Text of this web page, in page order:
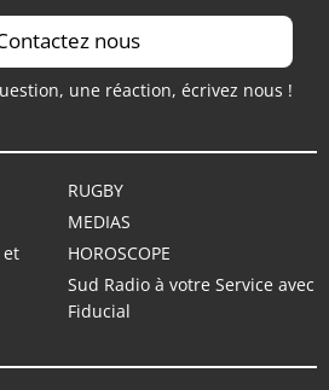
nous
une réaction, écrivez nous !
RUGBY
MEDIAS
et
HOROSCOPE
Sud Radio à votre Service avec
Fiducial